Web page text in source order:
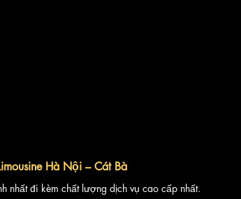
Hà Nội – Cát Bà
nhất đi kèm chất lượng dịch vụ cao cấp nhất.